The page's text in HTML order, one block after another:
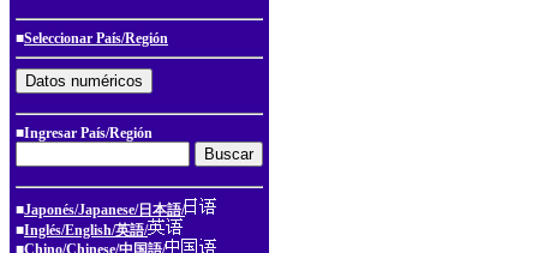
■Seleccionar País/Región
■Ingresar País/Región
■Japonés/Japanese/日本語/
■Inglés/English/英語/
■Chino/Chinese/中国語/